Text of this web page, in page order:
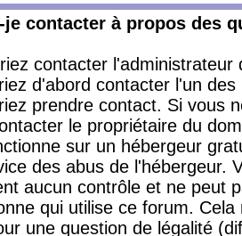
contacter à propos des
contacter
d'abord contacter l'un
prendre contact. Si vous
le propriétaire du
sur un hébergeur
des abus de l'hébergeur.
aucun contrôle et ne peut
qui utilise ce forum.
une question de légalité